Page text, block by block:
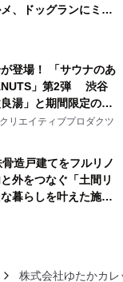
、ドッグランにミニ
グとトレーラーハウ
登場！ 「サウナのあ
」第2弾 渋谷
湯」と期間限定のコ
サウナイキタイコラ
定！
リエイティブプロダクツ
造戸建てをフルリノ
外をつなぐ「土間リ
暮らしを叶えた施工
ースが公開
株式会社ゆたかカレ